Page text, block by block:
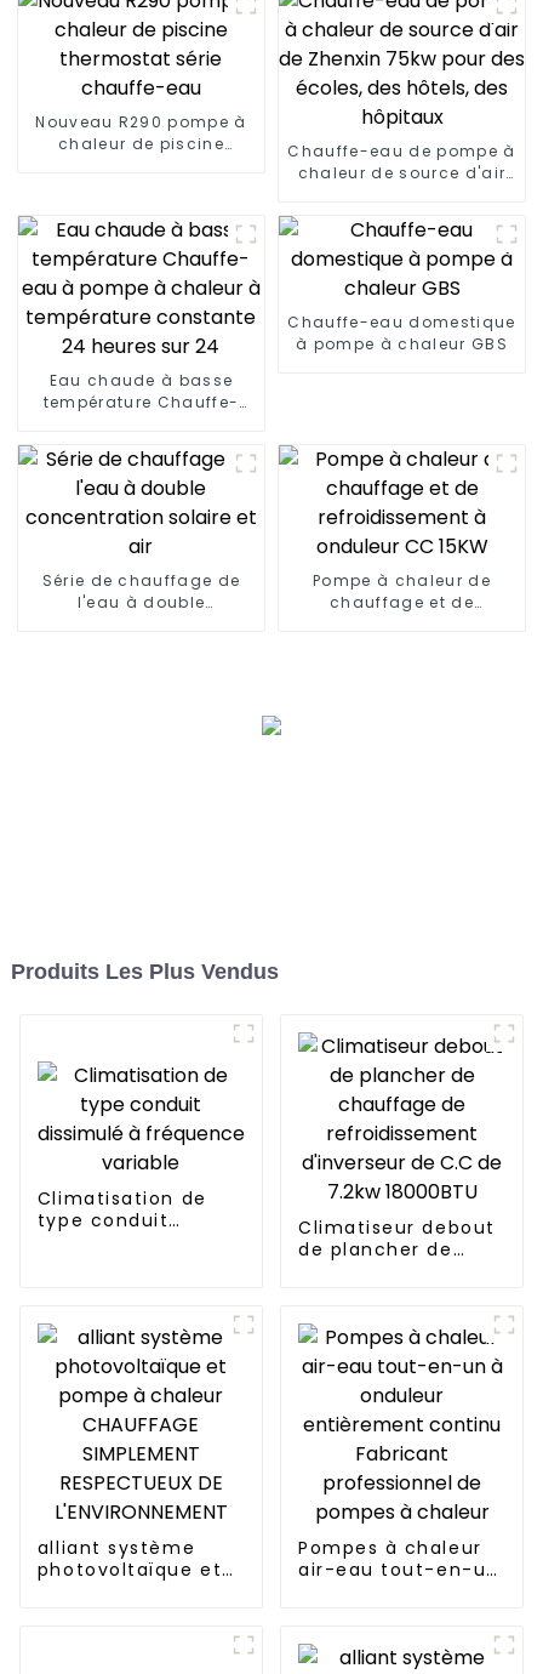
Nouveau R290 pompe à
chaleur de piscine
Chauffe-eau de pompe à
chaleur de source d'air
hôpitaux
Eau chaude à basse
température Chauffe-
température constante
24 heures sur 24
Chauffe-eau domestique
à pompe à chaleur GBS
Série de chauffage de
l'eau à double
Pompe à chaleur de
chauffage et de
Produits Les Plus Vendus
Climatisation de
type conduit
Climatiseur debout
de plancher de
de 7.2kw 18000BTU
alliant système
photovoltaïque et
Pompes à chaleur
air-eau tout-en-un
professionnel de